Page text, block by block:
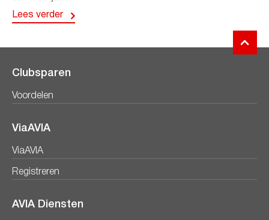
Lees verder
Clubsparen
Voordelen
ViaAVIA
ViaAVIA
Registreren
AVIA Diensten